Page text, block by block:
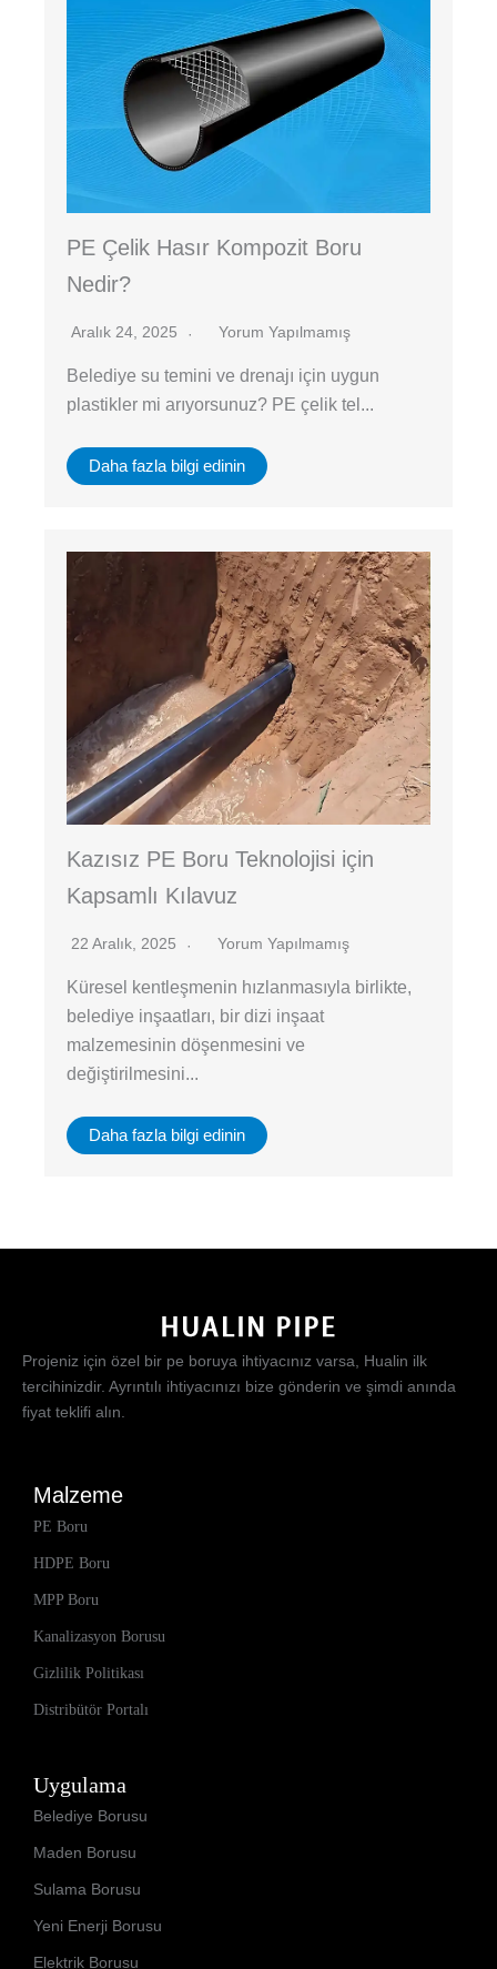
PE Çelik Hasır Kompozit Boru
Nedir?
Aralık 24, 2025 Yorum Yapılmamış
Belediye su temini ve drenajı için uygun
plastikler mi arıyorsunuz? PE çelik tel...
Daha fazla bilgi edinin
Kazısız PE Boru Teknolojisi için
Kapsamlı Kılavuz
22 Aralık, 2025 Yorum Yapılmamış
Küresel kentleşmenin hızlanmasıyla birlikte,
belediye inşaatları, bir dizi inşaat
malzemesinin döşenmesini ve
değiştirilmesini...
Daha fazla bilgi edinin
Projeniz için özel bir pe boruya ihtiyacınız varsa, Hualin ilk
tercihinizdir. Ayrıntılı ihtiyacınızı bize gönderin ve şimdi anında
fiyat teklifi alın.
Malzeme
PE Boru
HDPE Boru
MPP Boru
Kanalizasyon Borusu
Gizlilik Politikası
Distribütör Portalı
Uygulama
Belediye Borusu
Maden Borusu
Sulama Borusu
Yeni Enerji Borusu
Elektrik Borusu